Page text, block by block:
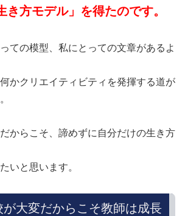
き方モデル」を得たのです。
ての模型、私にとっての文章があるよ
かクリエイティビティを発揮する道が
からこそ、諦めずに自分だけの生き方
いと思います。
が大変だからこそ教師は成長